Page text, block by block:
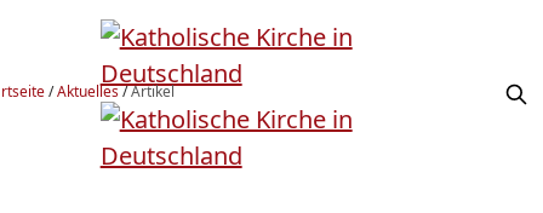
/Aktuelles/Artikel